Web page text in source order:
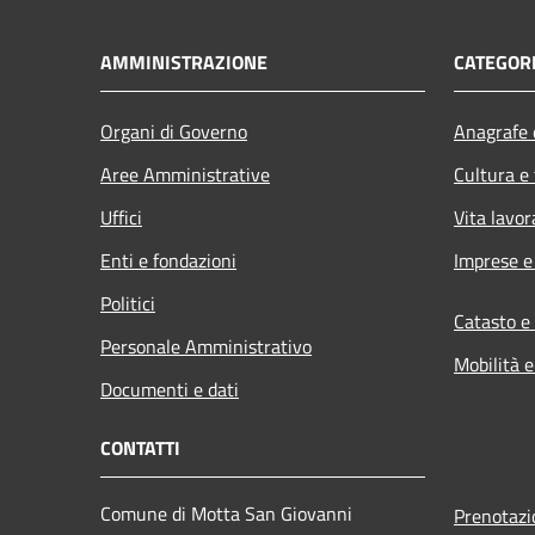
AMMINISTRAZIONE
Organi di Governo
Aree Amministrative
Uffici
Enti e fondazioni
Politici
Personale Amministrativo
Documenti e dati
Cultura
Vita
Imprese
Catasto
Mobilità
CONTATTI
Comune di Motta San Giovanni